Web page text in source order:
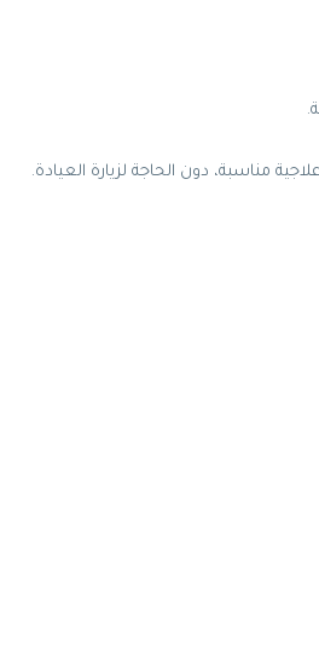
مناسبة، دون الحاجة لزيارة العيادة.